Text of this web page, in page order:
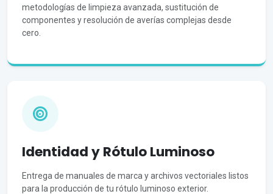
metodologías de limpieza avanzada, sustitución de
componentes y resolución de averías complejas desde
cero.
Identidad y Rótulo Luminoso
Entrega de manuales de marca y archivos vectoriales listos
para la producción de tu rótulo luminoso exterior.